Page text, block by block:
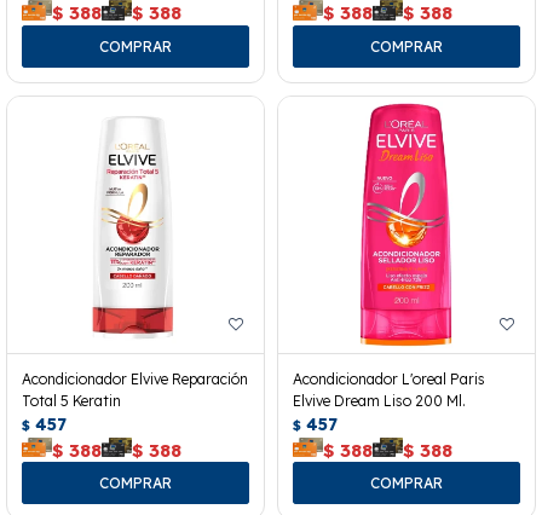
$ 388 $ 388 $ 388 $ 388
Acondicionador Elvive Reparación
Total 5 Keratin
$ 457
$ 388 $ 388
Acondicionador L'oreal Paris
Elvive Dream Liso 200 Ml.
$ 457
$ 388 $ 388